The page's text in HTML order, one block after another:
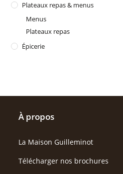
Plateaux repas & menus
Menus
Plateaux repas
Épicerie
À propos
La Maison Guilleminot
Télécharger nos brochures